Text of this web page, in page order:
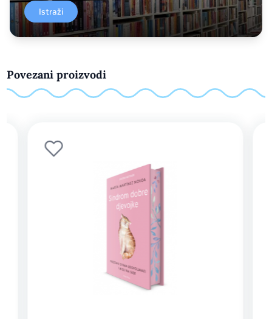
Istraži
Povezani proizvodi